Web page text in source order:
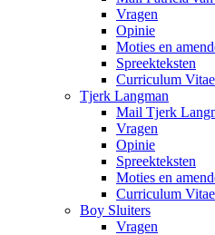
Vragen
Opinie
Moties en
Spreekteksten
Curriculum Vitae
Tjerk Langman
Mail Tjerk
Vragen
Opinie
Spreekteksten
Moties en
Curriculum Vitae
Boy Sluiters
Vragen